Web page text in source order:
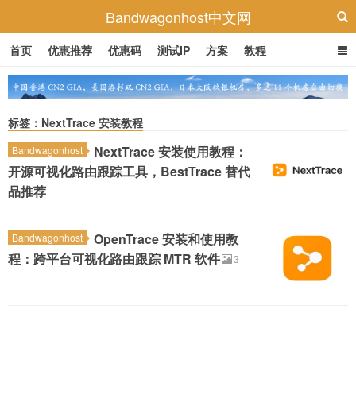
Bandwagonhost中文网
首页 优惠推荐 优惠码 测试IP 方案 教程
标签：NextTrace 安装教程
Bandwagonhost
NextTrace 安装使用教程：
开源可视化路由跟踪工具，BestTrace 替代
品推荐
Bandwagonhost
OpenTrace 安装和使用教
程：跨平台可视化路由跟踪 MTR 软件
3